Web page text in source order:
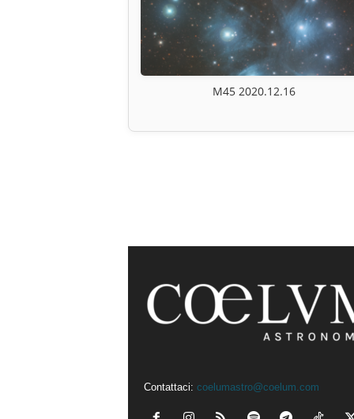
M45 2020.12.16
Contattaci: coelumastro@coelum.com